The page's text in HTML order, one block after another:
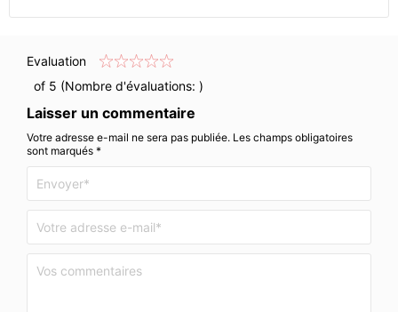
Evaluation
of 5 (Nombre d'évaluations: )
Laisser un commentaire
Votre adresse e-mail ne sera pas publiée. Les champs obligatoires
sont marqués *